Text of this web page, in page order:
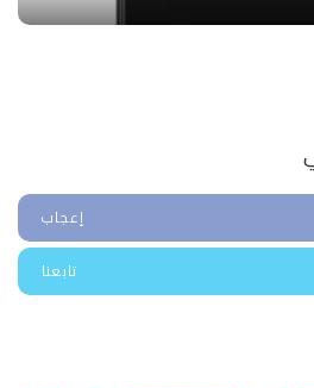
إعجاب
تابعنا